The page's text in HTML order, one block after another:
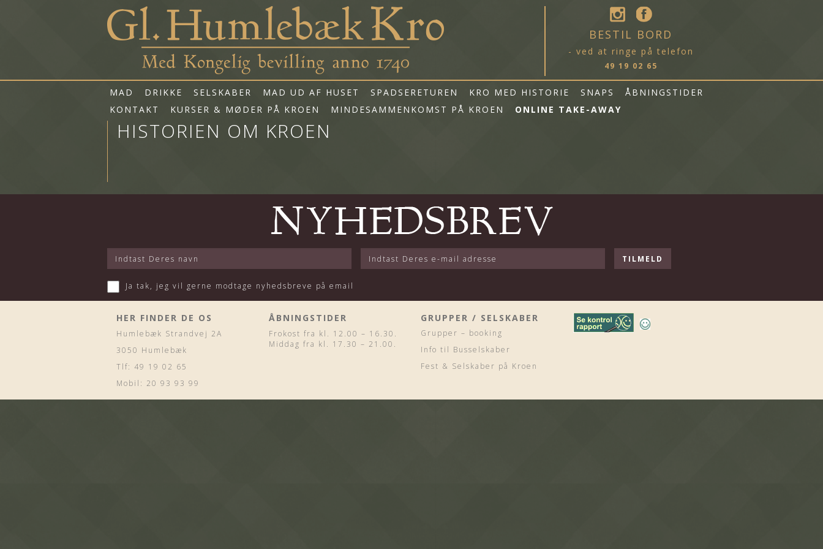
BESTIL BORD
- ved at ringe på telefon
49 19 02 65
MAD DRIKKE SELSKABER MAD UD AF HUSET SPADSERETUREN KRO MED HISTORIE SNAPS
ÅBNINGSTIDER
KONTAKT
KURSER & MØDER PÅ KROEN MINDESAMMENKOMST PÅ KROEN ONLINE TAKE-AWAY
HISTORIEN OM KROEN
Ja tak, jeg vil gerne modtage nyhedsbreve på email
HER FINDER DE OS
Humlebæk Strandvej 2A
3050 Humlebæk
Tlf: 49 19 02 65
Mobil: 20 93 93 99
ÅBNINGSTIDER
Frokost fra kl. 12.00 – 16.30.
Middag fra kl. 17.30 – 21.00.
GRUPPER / SELSKABER
Grupper – booking
Info til Busselskaber
Fest & Selskaber på Kroen